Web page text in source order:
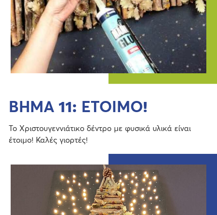
ΒΗΜΑ 11: ΕΤΟΙΜΟ!
Το Χριστουγεννιάτικο δέντρο με φυσικά υλικά είναι
έτοιμο! Καλές γιορτές!